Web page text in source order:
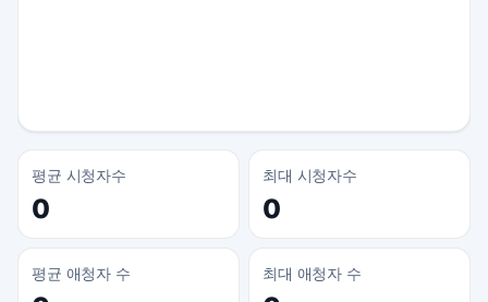
평균 시청자수
0
최대 시청자수
0
평균 애청자 수 최대 애청자 수